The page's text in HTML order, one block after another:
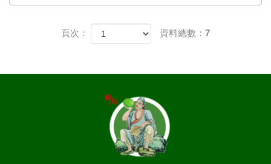
頁次： 資料總數：7